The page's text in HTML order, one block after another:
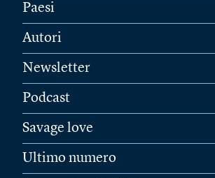
Paesi
Autori
Newsletter
Podcast
Savage love
Ultimo numero